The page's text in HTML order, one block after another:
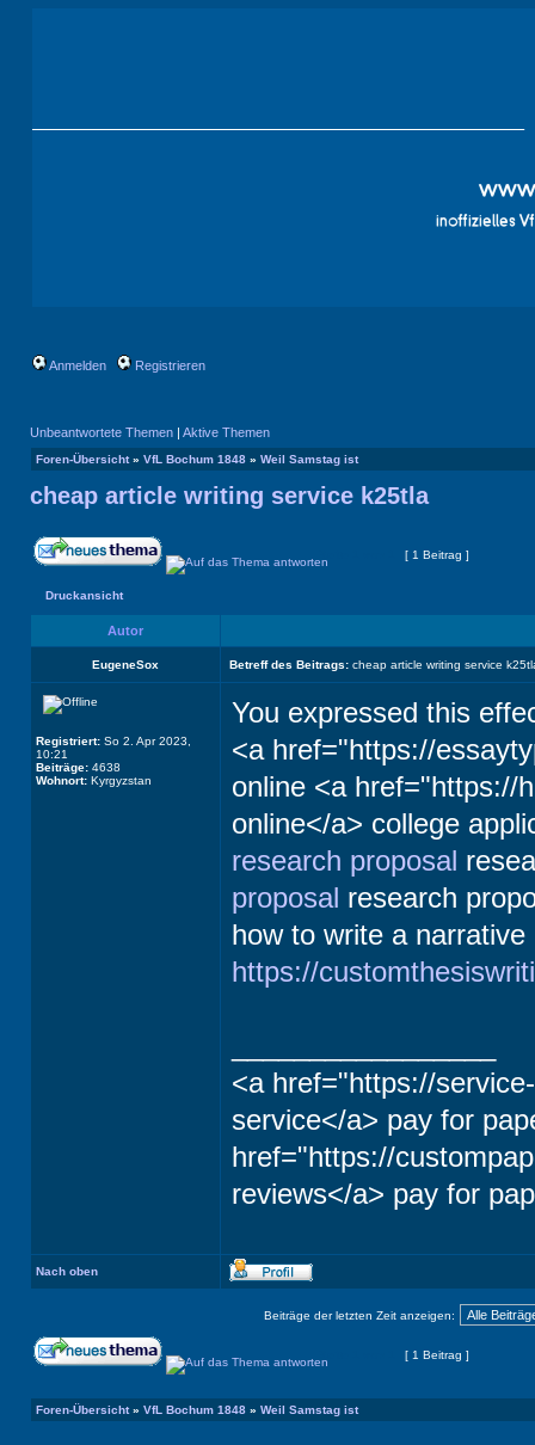
Anmelden Registrieren
Unbeantwortete Themen | Aktive Themen
Foren-Übersicht» VfL Bochum 1848 » Weil Samstag ist
cheap article writing service k25tla
[ 1 Beitrag ]
Druckansicht
Autor
EugeneSox Betreff des Beitrags: cheap article writing service
Registriert: So 2. Apr 2023,
10:21
Beiträge: 4638
Wohnort: Kyrgyzstan
You expressed this
<a href="https://
online <a href="https://
online</a> college
research proposal
proposal research
how to write a
https://
<a href="https://
service</a> pay for
href="https://
reviews</a> pay for
Nach oben
Beiträge der letzten Zeit anzeigen:
[ 1 Beitrag ]
Foren-Übersicht» VfL Bochum 1848 » Weil Samstag ist